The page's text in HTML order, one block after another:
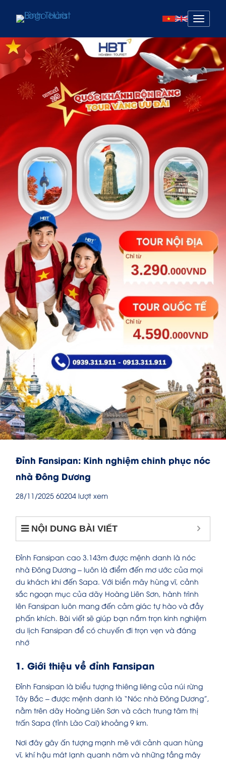
Mở
menu
Đỉnh Fansipan: Kinh nghiệm chinh phục nóc
nhà Đông Dương
28/11/2025 60204 lượt xem
NỘI DUNG BÀI VIẾT
Đỉnh Fansipan cao 3.143m được mệnh danh là nóc
nhà Đông Dương – luôn là điểm đến mơ ước của mọi
du khách khi đến Sapa. Với biển mây hùng vĩ, cảnh
sắc ngoạn mục của dãy Hoàng Liên Sơn, hành trình
lên Fansipan luôn mang đến cảm giác tự hào và đầy
phấn khích. Bài viết sẽ giúp bạn nắm trọn kinh nghiệm
du lịch Fansipan để có chuyến đi trọn vẹn và đáng
nhớ
1. Giới thiệu về đỉnh Fansipan
Đỉnh Fansipan là biểu tượng thiêng liêng của núi rừng
Tây Bắc – được mệnh danh là “Nóc nhà Đông Dương”,
nằm trên dãy Hoàng Liên Sơn và cách trung tâm thị
trấn Sapa (tỉnh Lào Cai) khoảng 9 km.
Nơi đây gây ấn tượng mạnh mẽ với cảnh quan hùng
vĩ, khí hậu mát lạnh quanh năm và những tầng mây